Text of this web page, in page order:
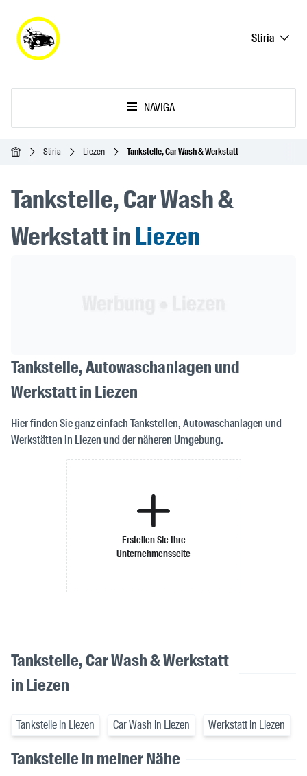
Stiria
NAVIGA
Home Stiria Liezen Tankstelle, Car Wash & Werkstatt
Tankstelle, Car Wash &
Werkstatt inLiezen
Tankstelle, Autowaschanlagen und
Werkstatt in Liezen
Hier finden Sie ganz einfach Tankstellen, Autowaschanlagen und
Werkstätten in Liezen und der näheren Umgebung.
Erstellen Sie Ihre
Unternehmensseite
Tankstelle, Car Wash & Werkstatt
in Liezen
Tankstelle in Liezen Car Wash in Liezen Werkstatt in Liezen
Tankstelle in meiner Nähe